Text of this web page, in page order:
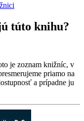
túto knihu?
je zoznam knižníc, v
priamo na
a prípadne ju